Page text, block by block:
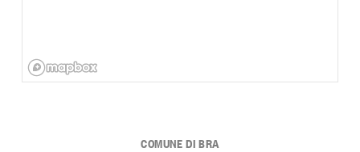
COMUNE DI BRA